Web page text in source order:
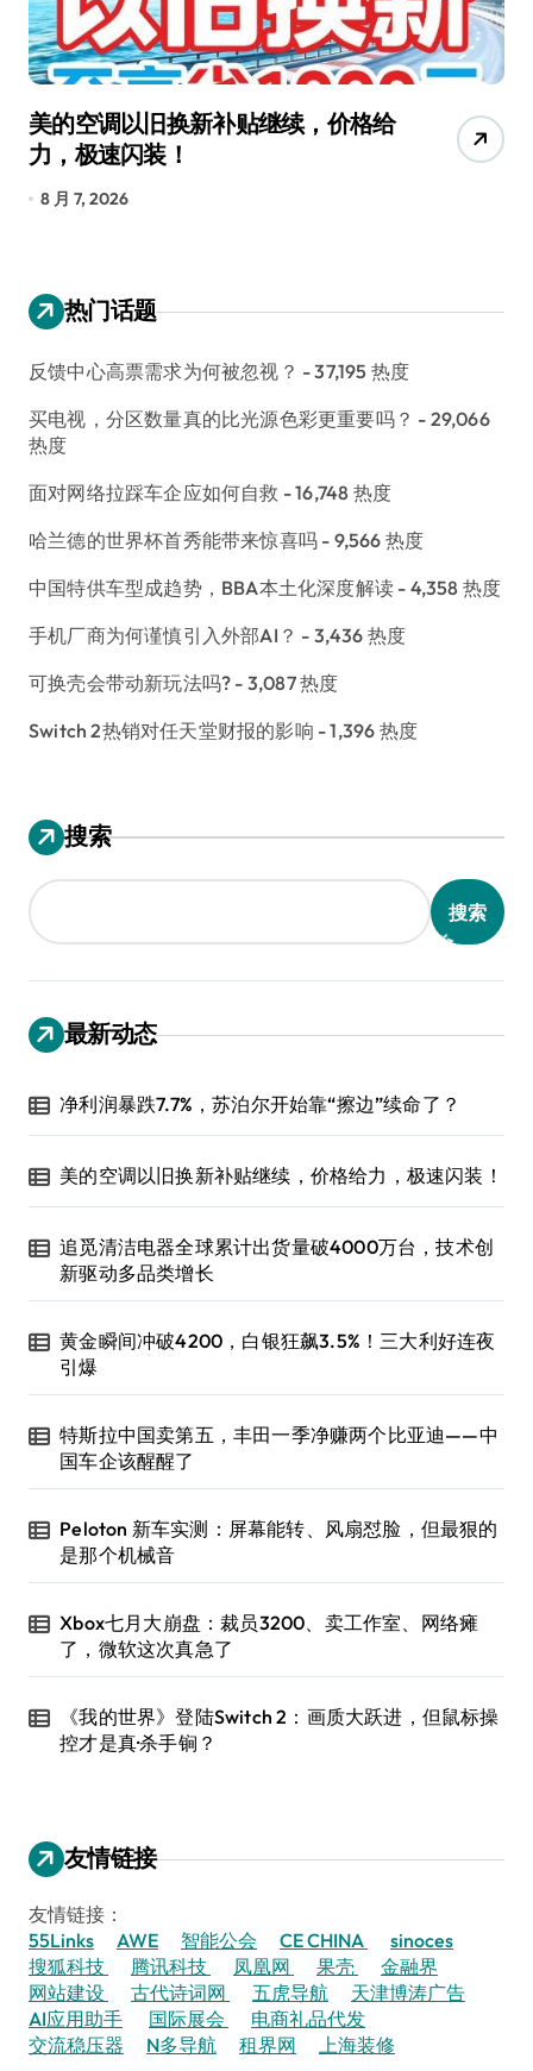
美的空调以旧换新补贴继续，价格给
力，极速闪装！
8 月 7, 2026
热门话题
反馈中心高票需求为何被忽视？ - 37,195 热度
买电视，分区数量真的比光源色彩更重要吗？ - 29,066
热度
面对网络拉踩车企应如何自救 - 16,748 热度
哈兰德的世界杯首秀能带来惊喜吗 - 9,566 热度
中国特供车型成趋势，BBA本土化深度解读 - 4,358 热度
手机厂商为何谨慎引入外部AI？ - 3,436 热度
可换壳会带动新玩法吗? - 3,087 热度
Switch 2热销对任天堂财报的影响 - 1,396 热度
搜索
搜索
最新动态
净利润暴跌7.7%，苏泊尔开始靠“擦边”续命了？
美的空调以旧换新补贴继续，价格给力，极速闪装！
追觅清洁电器全球累计出货量破4000万台，技术创
新驱动多品类增长
黄金瞬间冲破4200，白银狂飙3.5%！三大利好连夜
引爆
特斯拉中国卖第五，丰田一季净赚两个比亚迪——中
国车企该醒醒了
Peloton 新车实测：屏幕能转、风扇怼脸，但最狠的
是那个机械音
Xbox七月大崩盘：裁员3200、卖工作室、网络瘫
了，微软这次真急了
《我的世界》登陆Switch 2：画质大跃进，但鼠标操
控才是真·杀手锏？
友情链接
友情链接：
55Links
AWE 智能公会 CE CHINA
sinoces
搜狐科技
腾讯科技 凤凰网 果壳
金融界
网站建设
古代诗词网 五虎导航
天津博涛广告
AI应用助手
国际展会
电商礼品代发
交流稳压器
N多导航 租界网 上海装修